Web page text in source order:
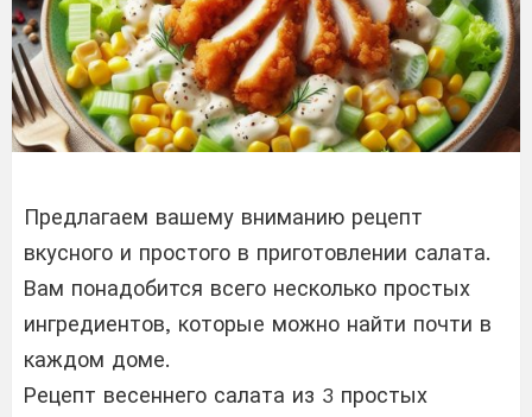
Предлагаем вашему вниманию рецепт
вкусного и простого в приготовлении салата.
Вам понадобится всего несколько простых
ингредиентов, которые можно найти почти в
каждом доме.
Рецепт весеннего салата из 3 простых